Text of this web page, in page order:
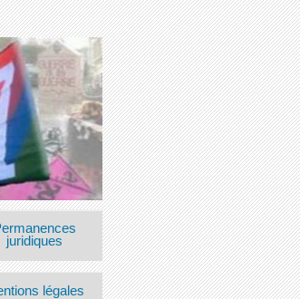
juridiques
légales